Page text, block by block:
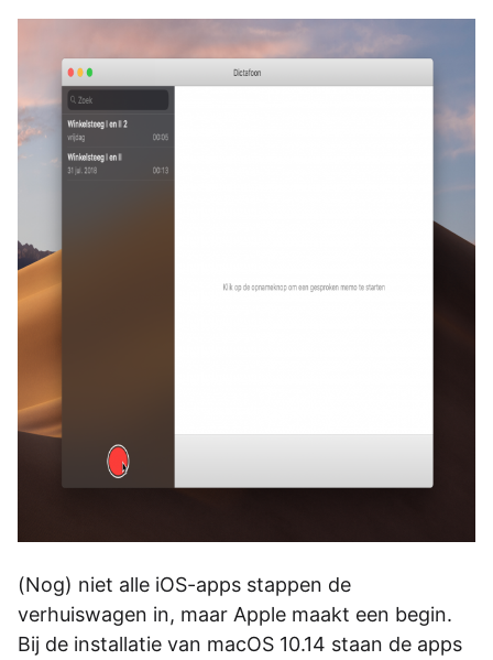
(Nog) niet alle iOS-apps stappen de
verhuiswagen in, maar Apple maakt een begin.
Bij de installatie van macOS 10.14 staan de apps